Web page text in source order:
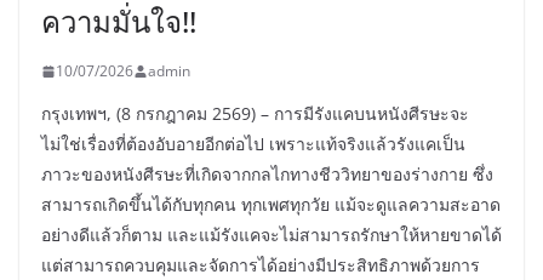
ความมั่นใจ!!
10/07/2026 admin
กรุงเทพฯ, (8 กรกฎาคม 2569) – การมีรังแคบนหนังศีรษะจะ
ไม่ใช่เรื่องที่ต้องอับอายอีกต่อไป เพราะแท้จริงแล้วรังแคเป็น
ภาวะของหนังศีรษะที่เกิดจากกลไกทางชีววิทยาของร่างกาย ซึ่ง
สามารถเกิดขึ้นได้กับทุกคน ทุกเพศทุกวัย แม้จะดูแลความสะอาด
อย่างดีแล้วก็ตาม และแม้รังแคจะไม่สามารถรักษาให้หายขาดได้
แต่สามารถควบคุมและจัดการได้อย่างมีประสิทธิภาพด้วยการ